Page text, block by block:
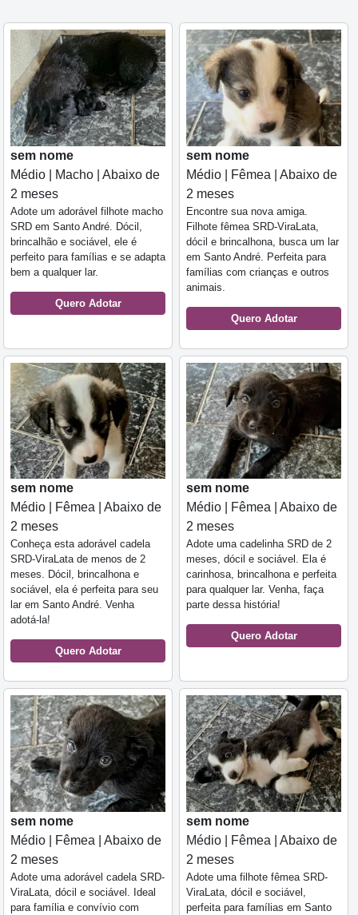
sem nome
Médio | Macho | Abaixo de
2 meses
Adote um adorável filhote macho
SRD em Santo André. Dócil,
brincalhão e sociável, ele é
perfeito para famílias e se adapta
bem a qualquer lar.
Quero Adotar
sem nome
Médio | Fêmea | Abaixo de
2 meses
Encontre sua nova amiga.
Filhote fêmea SRD-ViraLata,
dócil e brincalhona, busca um lar
em Santo André. Perfeita para
famílias com crianças e outros
animais.
Quero Adotar
sem nome
Médio | Fêmea | Abaixo de
2 meses
Conheça esta adorável cadela
SRD-ViraLata de menos de 2
meses. Dócil, brincalhona e
sociável, ela é perfeita para seu
lar em Santo André. Venha
adotá-la!
Quero Adotar
sem nome
Médio | Fêmea | Abaixo de
2 meses
Adote uma cadelinha SRD de 2
meses, dócil e sociável. Ela é
carinhosa, brincalhona e perfeita
para qualquer lar. Venha, faça
parte dessa história!
Quero Adotar
sem nome
Médio | Fêmea | Abaixo de
2 meses
Adote uma adorável cadela SRD-
ViraLata, dócil e sociável. Ideal
para família e convívio com
sem nome
Médio | Fêmea | Abaixo de
2 meses
Adote uma filhote fêmea SRD-
ViraLata, dócil e sociável,
perfeita para famílias em Santo